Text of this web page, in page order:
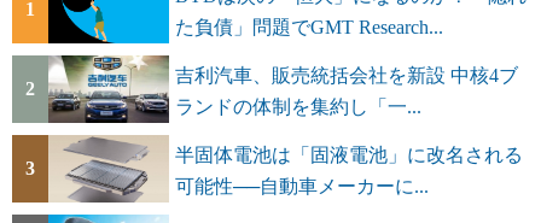
1
た負債」問題でGMT Research...
2
吉利汽車、販売統括会社を新設 中核4ブ
ランドの体制を集約し「一...
3
半固体電池は「固液電池」に改名される
可能性──自動車メーカーに...